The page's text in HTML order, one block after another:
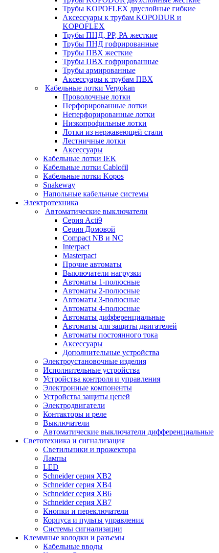
Трубы KOPOFLEX двуслойные гибкие
Аксессуары к трубам KOPODUR и
KOPOFLEX
Трубы ПНД, РР, РА жесткие
Трубы ПНД гофрированные
Трубы ПВХ жесткие
Трубы ПВХ гофрированные
Трубы армированные
Аксессуары к трубам ПВХ
Кабельные лотки Vergokan
Проволочные лотки
Перфорированные лотки
Неперфорированные лотки
Низкопрофильные лотки
Лотки из нержавеющей стали
Лестничные лотки
Аксессуары
Кабельные лотки IEK
Кабельные лотки Cablofil
Кабельные лотки Kopos
Snakeway
Напольные кабельные системы
Электротехника
Автоматические выключатели
Серия Acti9
Серия Домовой
Compact NB и NC
Interpact
Masterpact
Прочие автоматы
Выключатели нагрузки
Автоматы 1-полюсные
Автоматы 2-полюсные
Автоматы 3-полюсные
Автоматы 4-полюсные
Автоматы дифференциальные
Автоматы для защиты двигателей
Автоматы постоянного тока
Аксессуары
Дополнительные устройства
Электроустановочные изделия
Исполнительные устройства
Устройства контроля и управления
Электронные компоненты
Устройства защиты цепей
Электродвигатели
Контакторы и реле
Выключатели
Автоматические выключатели дифференциальные
Светотехника и сигнализация
Светильники и прожектора
Лампы
LED
Schneider серия XB2
Schneider серия XB4
Schneider серия XB6
Schneider серия XB7
Кнопки и переключатели
Корпуса и пульты управления
Системы сигнализации
Клеммные колодки и разъемы
Кабельные вводы